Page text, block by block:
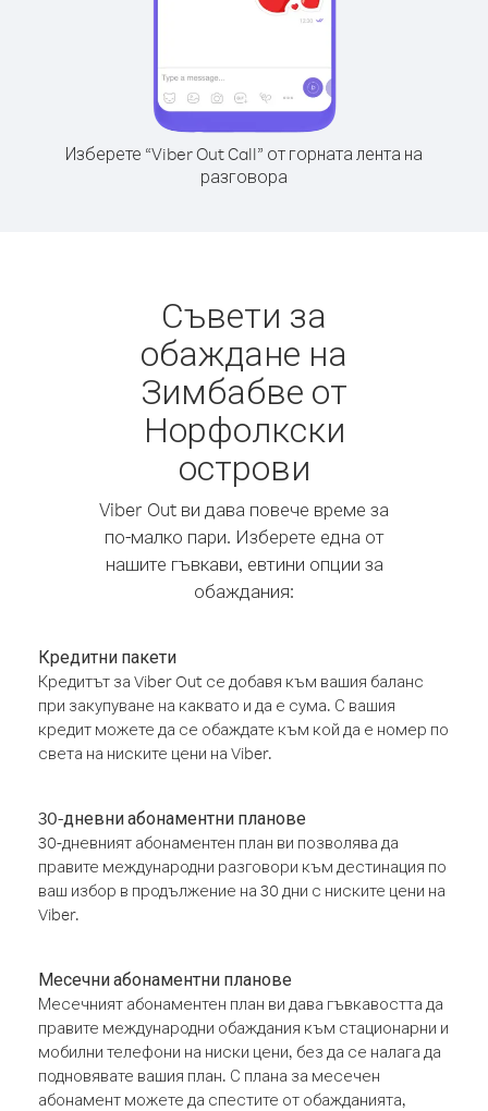
Изберете “Viber Out Call” от горната лента на
разговора
Съвети за
обаждане на
Зимбабве от
Норфолкски
острови
Viber Out ви дава повече време за
по-малко пари. Изберете една от
нашите гъвкави, евтини опции за
обаждания:
Кредитни пакети
Кредитът за Viber Out се добавя към вашия баланс
при закупуване на каквато и да е сума. С вашия
кредит можете да се обаждате към кой да е номер по
света на ниските цени на Viber.
30-дневни абонаментни планове
30-дневният абонаментен план ви позволява да
правите международни разговори към дестинация по
ваш избор в продължение на 30 дни с ниските цени на
Viber.
Месечни абонаментни планове
Месечният абонаментен план ви дава гъвкавостта да
правите международни обаждания към стационарни и
мобилни телефони на ниски цени, без да се налага да
подновявате вашия план. С плана за месечен
абонамент можете да спестите от обажданията,